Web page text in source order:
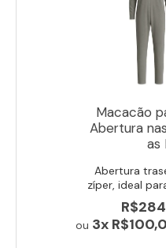
Macacão
Abertura
as
Abertura
zíper, ideal
ou 3x